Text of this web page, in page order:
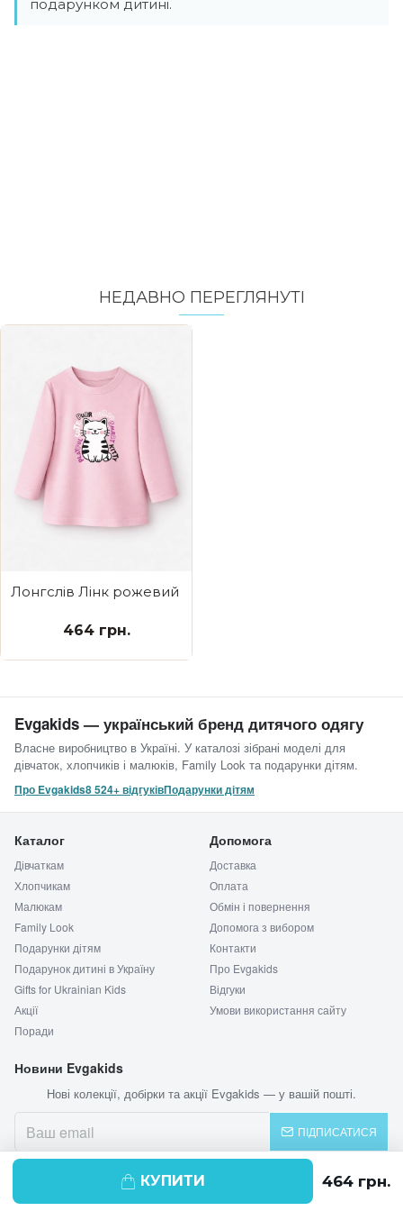
КУПИТИ
подарунком дитині.
НЕДАВНО ПЕРЕГЛЯНУТI
Лонгслів Лінк рожевий Cute Kitty
464 грн.
Evgakids — український бренд дитячого одягу
Власне виробництво в Україні. У каталозі зібрані моделі для
дівчаток, хлопчиків і малюків, Family Look та подарунки дітям.
Про Evgakids8 524+ відгуківПодарунки дітям
Каталог
Дівчаткам
Хлопчикам
Малюкам
Family Look
Подарунки дітям
Подарунок дитині в Україну
Gifts for Ukrainian Kids
Акції
Поради
Допомога
Доставка
Оплата
Обмін і повернення
Допомога з вибором
Контакти
Про Evgakids
Відгуки
Умови використання сайту
Новини Evgakids
Нові колекції, добірки та акції Evgakids — у вашій пошті.
ПІДПИСАТИСЯ